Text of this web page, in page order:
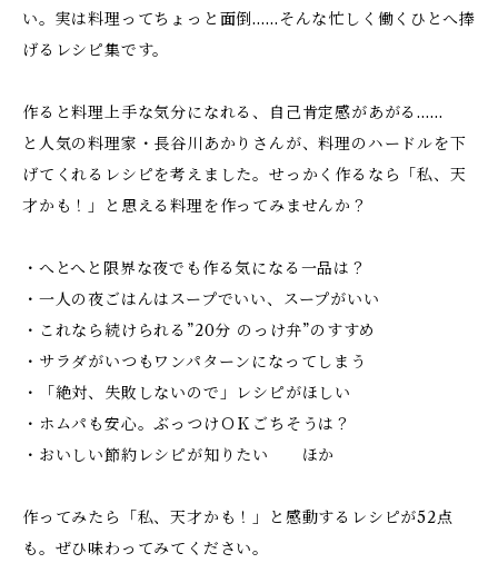
い。実は料理ってちょっと面倒……そんな忙しく働くひとへ捧
げるレシピ集です。
作ると料理上手な気分になれる、自己肯定感があがる……
と人気の料理家・長谷川あかりさんが、料理のハードルを下
げてくれるレシピを考えました。せっかく作るなら「私、天
才かも！」と思える料理を作ってみませんか？
・へとへと限界な夜でも作る気になる一品は？
・一人の夜ごはんはスープでいい、スープがいい
・これなら続けられる”20分 のっけ弁”のすすめ
・サラダがいつもワンパターンになってしまう
・「絶対、失敗しないので」レシピがほしい
・ホムパも安心。ぶっつけＯＫごちそうは？
・おいしい節約レシピが知りたい ほか
作ってみたら「私、天才かも！」と感動するレシピが52点
も。ぜひ味わってみてください。